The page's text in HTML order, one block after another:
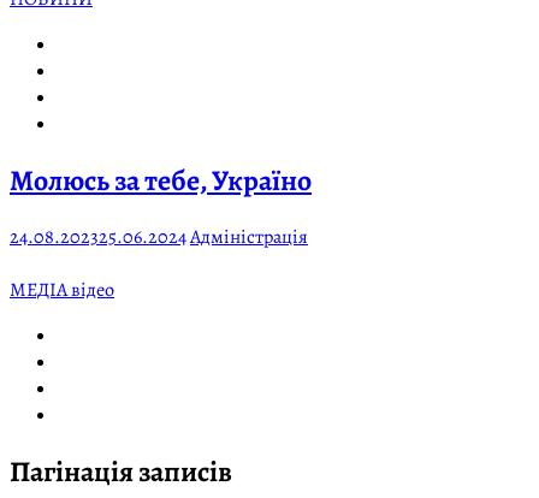
Молюсь за тебе, Україно
24.08.202325.06.2024Адміністрація
МЕДІА відео
Пагінація записів